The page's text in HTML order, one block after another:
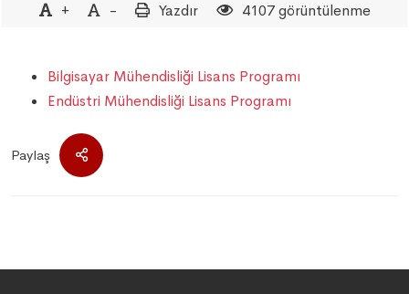
+ - Yazdır 4107 görüntülenme
Bilgisayar Mühendisliği Lisans Programı
Endüstri Mühendisliği Lisans Programı
Paylaş